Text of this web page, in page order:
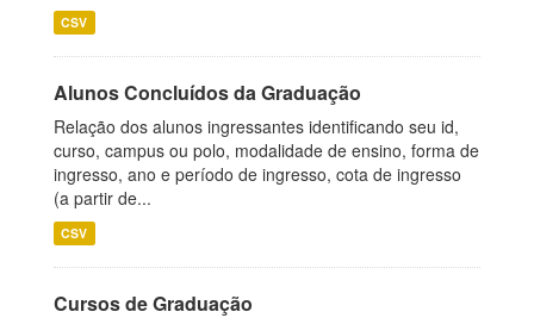
CSV
Alunos Concluídos da Graduação
Relação dos alunos ingressantes identificando seu id,
curso, campus ou polo, modalidade de ensino, forma de
ingresso, ano e período de ingresso, cota de ingresso
(a partir de...
CSV
Cursos de Graduação